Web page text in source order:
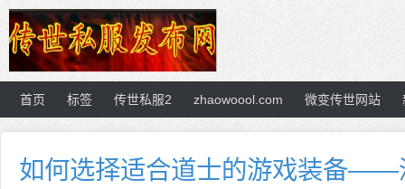
首页 标签 传世私服2 zhaowoool.com 微变传世网站
如何选择适合道士的游戏装备——